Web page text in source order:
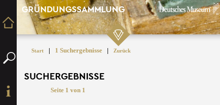
GRÜNDUNGSSAMMLUNG
Start | 1 Suchergebnisse | Zurück
SUCHERGEBNISSE
Seite 1 von 1